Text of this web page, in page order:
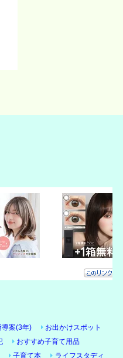
導案(3年)
お出かけスポット
おすすめ子育て用品
子育て本 ライフスタディ